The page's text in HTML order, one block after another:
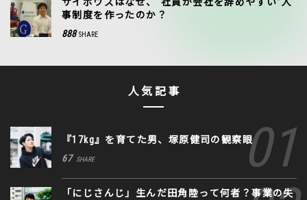
事制度を作ったのか？
888 SHARE
人気記事
『17kg』を育てた男、塚原健司の観察眼
67 SHARE
「にじさんじ」生んだ田角陸って何者？事業の失